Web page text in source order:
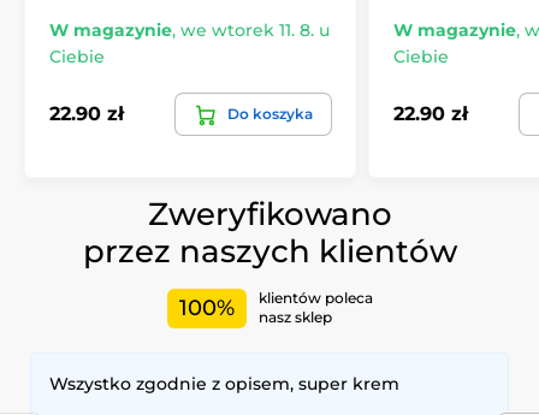
W magazynie, we wtorek 11. 8. u
Ciebie
22.90 zł Do koszyka
W magazynie,
Ciebie
22.90 zł
Zweryfikowano
przez naszych klientów
100%
klientów poleca
nasz sklep
Wszystko zgodnie z opisem, super krem